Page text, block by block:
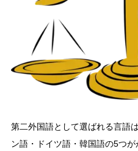
第二外国語として選ばれる言語
ン語・ドイツ語・韓国語の5つ